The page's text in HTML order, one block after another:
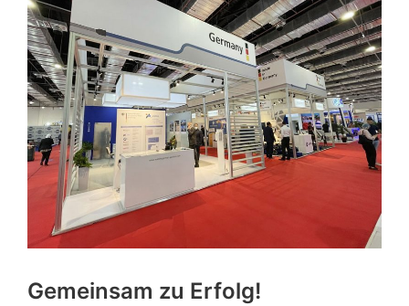
Gemeinsam zu Erfolg!